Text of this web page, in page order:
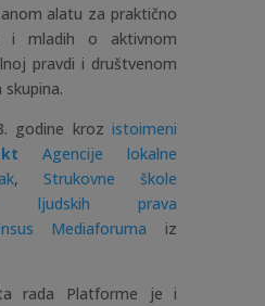
alatu za praktično
i mladih o aktivnom
pravdi i društvenom
skupina.
godine krozistoimeni
Agencije lokalne
,Strukovne škole
ljudskih prava
Mediaforuma iz
rada Platforme je i